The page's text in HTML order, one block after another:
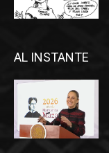
AL INSTANTE